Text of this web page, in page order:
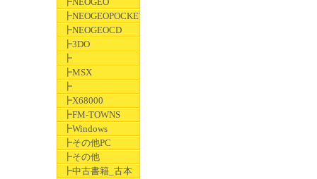
┣NEOGEOPOCKET
┣NEOGEOCD
┣3DO
┣
┣MSX
┣
┣X68000
┣FM-TOWNS
┣Windows
┣その他PC
┣その他
┣中古書籍_古本